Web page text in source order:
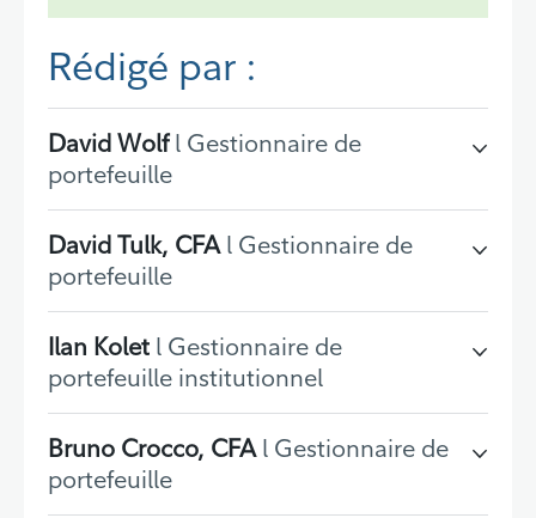
Rédigé par :
David Wolfl Gestionnaire de
portefeuille
David Tulk, CFA l Gestionnaire de
portefeuille
Ilan Kolet l Gestionnaire de
portefeuille institutionnel
Bruno Crocco, CFA l Gestionnaire de
portefeuille